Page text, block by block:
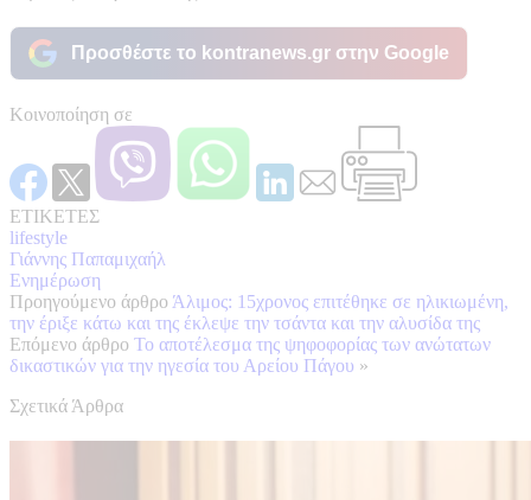
Προσθέστε το kontranews.gr στην Google
Κοινοποίηση σε
ΕΤΙΚΕΤΕΣ
lifestyle
Γιάννης Παπαμιχαήλ
Ενημέρωση
Προηγούμενο άρθρο Άλιμος: 15χρονος επιτέθηκε σε ηλικιωμένη,
την έριξε κάτω και της έκλεψε την τσάντα και την αλυσίδα της
Επόμενο άρθρο Το αποτέλεσμα της ψηφοφορίας των ανώτατων
δικαστικών για την ηγεσία του Αρείου Πάγου »
Σχετικά Άρθρα